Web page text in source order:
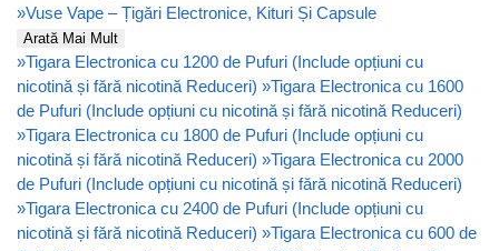
»Vuse Vape – Țigări Electronice, Kituri Și Capsule
Arată Mai Mult
»Tigara Electronica cu 1200 de Pufuri (Include opțiuni cu
nicotină și fără nicotină Reduceri) »Tigara Electronica cu 1600
de Pufuri (Include opțiuni cu nicotină și fără nicotină Reduceri)
»Tigara Electronica cu 1800 de Pufuri (Include opțiuni cu
nicotină și fără nicotină Reduceri) »Tigara Electronica cu 2000
de Pufuri (Include opțiuni cu nicotină și fără nicotină Reduceri)
»Tigara Electronica cu 2400 de Pufuri (Include opțiuni cu
nicotină și fără nicotină Reduceri) »Tigara Electronica cu 600 de